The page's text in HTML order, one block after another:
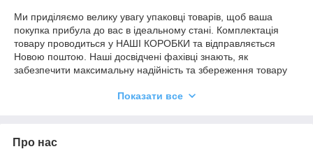
Ми приділяємо велику увагу упаковці товарів, щоб ваша
покупка прибула до вас в ідеальному стані. Комплектація
товару проводиться у НАШІ КОРОБКИ та відправляється
Новою поштою. Наші досвідчені фахівці знають, як
забезпечити максимальну надійність та збереження товару
необхідно погодити дату та час забору товару з нашими
менеджерами.
Показати все
Про нас